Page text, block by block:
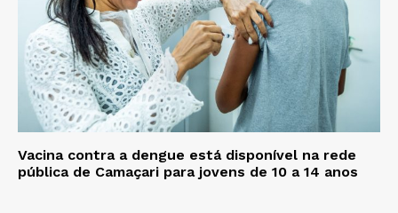
Vacina contra a dengue está disponível na rede
pública de Camaçari para jovens de 10 a 14 anos